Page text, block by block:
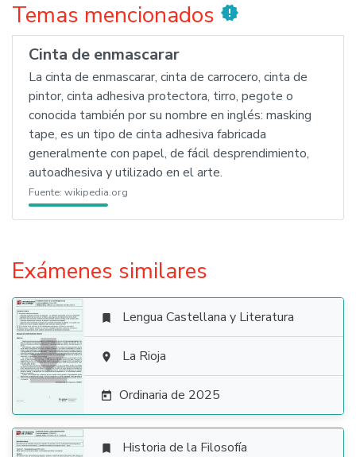
Temas mencionados new_releases
Cinta de enmascarar
La cinta de enmascarar, cinta de carrocero, cinta de
pintor, cinta adhesiva protectora, tirro, pegote o
conocida también por su nombre en inglés: masking
tape, es un tipo de cinta adhesiva fabricada
generalmente con papel, de fácil desprendimiento,
autoadhesiva y utilizado en el arte.
Fuente: wikipedia.org
Exámenes similares

 Lengua Castellana y Literatura
 La Rioja
 Ordinaria de 2025
 Historia de la Filosofía